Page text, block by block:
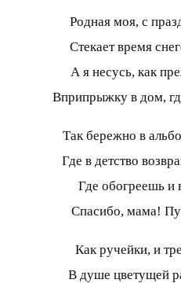
Родная моя, с
Стекает время
А я несусь, как
Вприпрыжку в дом,
Так бережно в
Где в детство
Где обогреешь и
Спасибо, мама!
Как ручейки, и
В душе цветущей